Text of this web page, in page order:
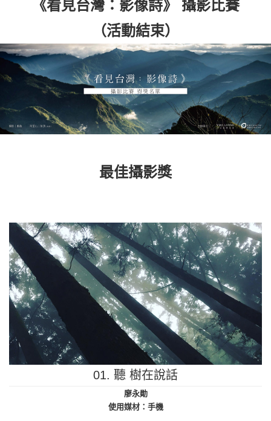
《看見台灣：影像詩》 攝影比賽
（活動結束）
最佳攝影獎
01. 聽 樹在說話
廖永勛
使用媒材：手機